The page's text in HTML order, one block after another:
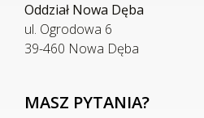
Oddział Nowa Dęba
ul. Ogrodowa 6
39-460 Nowa Dęba
MASZ PYTANIA?